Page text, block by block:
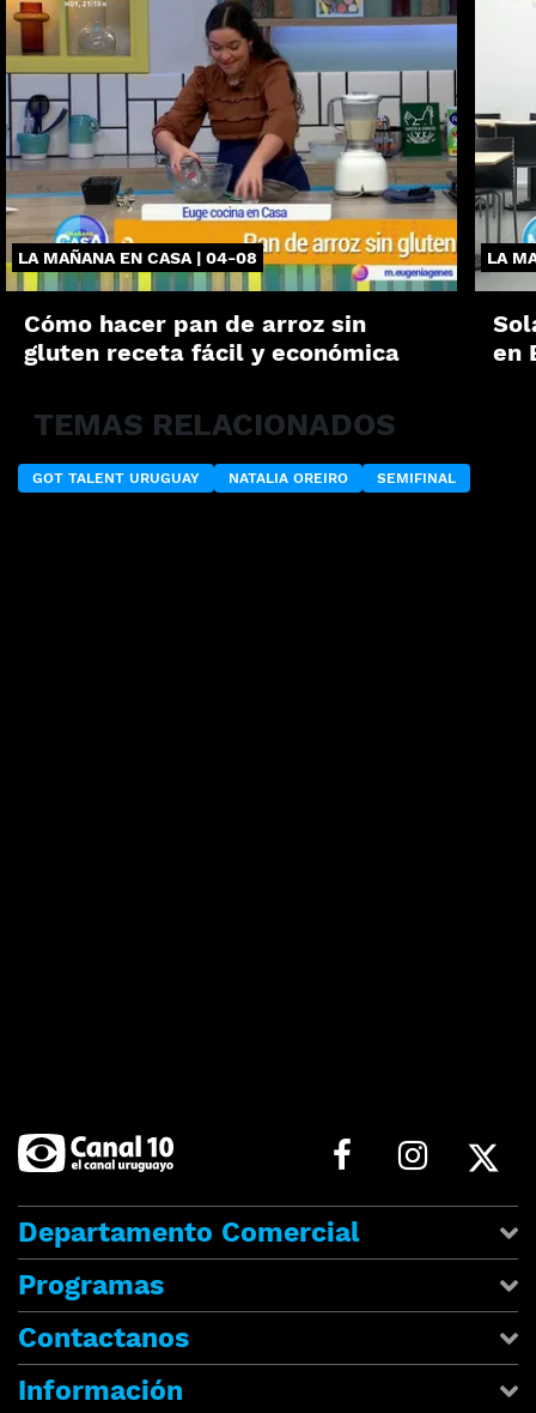
LA MAÑANA EN CASA | 04-08
Cómo hacer pan de arroz sin
gluten receta fácil y económica
LA
en
TEMAS RELACIONADOS
GOT TALENT URUGUAY NATALIA OREIRO SEMIFINAL
Departamento Comercial
Programas
Contactanos
Información